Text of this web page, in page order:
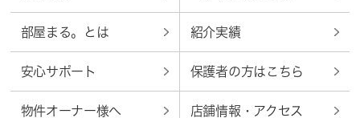
部屋まる。とは 紹介実績
安心サポート 保護者の方はこちら
物件オーナー様へ 店舗情報・アクセス